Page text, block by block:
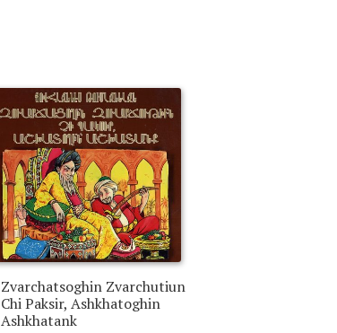
Zvarchatsoghin Zvarchutiun
Chi Paksir, Ashkhatoghin
Ashkhatank